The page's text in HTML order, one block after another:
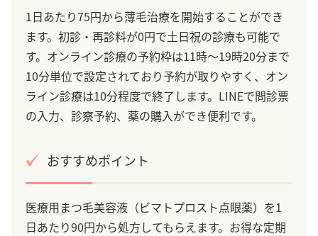
1日あたり75円から薄毛治療を開始することができ
ます。初診・再診料が0円で土日祝の診療も可能で
す。オンライン診療の予約枠は11時～19時20分まで
10分単位で設定されており予約が取りやすく、オン
ライン診療は10分程度で終了します。LINEで問診票
の入力、診察予約、薬の購入ができ便利です。
おすすめポイント
医療用まつ毛美容液（ビマトプロスト点眼薬）を1
日あたり90円から処方してもらえます。お得な定期